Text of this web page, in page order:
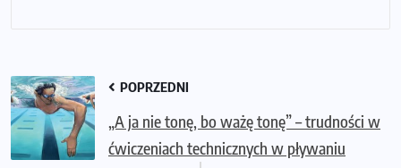
POPRZEDNI
„A ja nie tonę, bo ważę tonę” – trudności w
ćwiczeniach technicznych w pływaniu